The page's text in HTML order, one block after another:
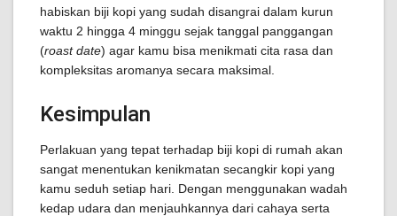
habiskan biji kopi yang sudah disangrai dalam kurun
waktu 2 hingga 4 minggu sejak tanggal panggangan
(roast date) agar kamu bisa menikmati cita rasa dan
kompleksitas aromanya secara maksimal.
Kesimpulan
Perlakuan yang tepat terhadap biji kopi di rumah akan
sangat menentukan kenikmatan secangkir kopi yang
kamu seduh setiap hari. Dengan menggunakan wadah
kedap udara dan menjauhkannya dari cahaya serta